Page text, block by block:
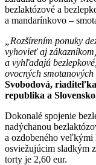
bezlaktózové a
a mandarínkovo –
„Rozšírením ponuky
vyhovieť aj
a vyhľadajú
ovocných
Svobodová,
republika a
Dokonalé spojenie
nadýchanou
a ozdobeného veľkými
osviežujúcim sladkým
torty je 2,60 eur.